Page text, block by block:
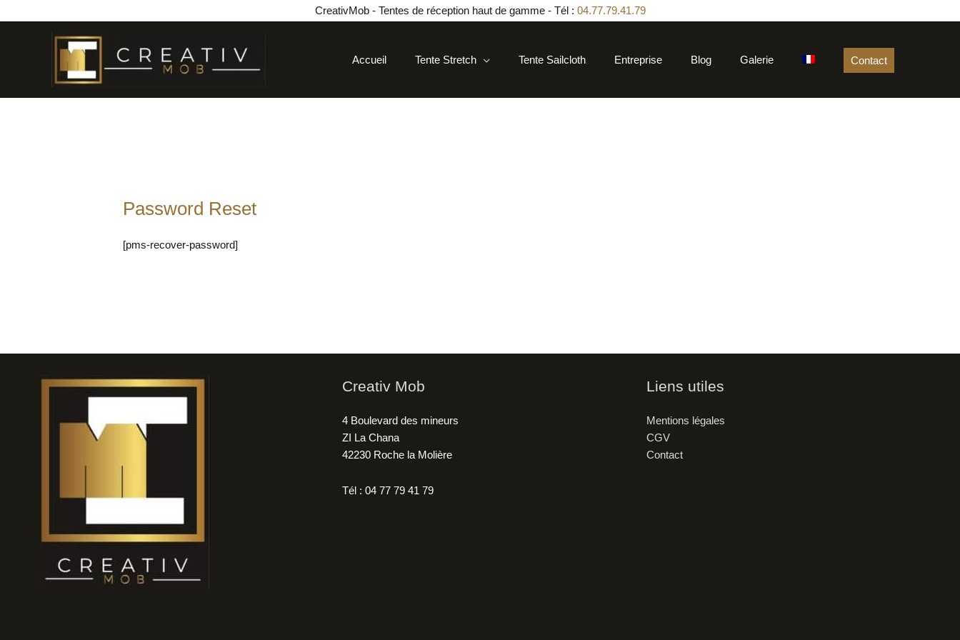
au
CreativMob - Tentes de réception haut de gamme - Tél : 04.77.79.41.79
Accueil Tente Stretch Tente Sailcloth Entreprise Blog Galerie Contact
Password Reset
[pms-recover-password]
Creativ Mob
4 Boulevard des mineurs
ZI La Chana
42230 Roche la Molière
Tél : 04 77 79 41 79
Liens utiles
Mentions légales
CGV
Contact